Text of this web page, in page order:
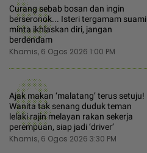
Curang sebab bosan dan ingin
berseronok... Isteri tergamam suami
minta ikhlaskan diri, jangan
berdendam
Khamis, 6 Ogos 2026 1:00 PM
6
Ajak makan ‘malatang’ terus setuju!
Wanita tak senang duduk teman
lelaki rajin melayan rakan sekerja
perempuan, siap jadi ‘driver’
Khamis, 6 Ogos 2026 3:30 PM